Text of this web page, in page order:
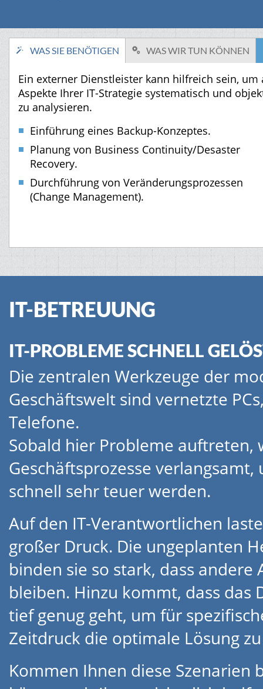
WAS SIE BENÖTIGEN WAS WIR TUN KÖNNEN
Ein externer Dienstleister kann hilfreich sein, um
Aspekte Ihrer IT-Strategie systematisch und
zu analysieren.
Einführung eines Backup-Konzeptes.
Planung von Business Continuity/Desaster
Recovery.
Durchführung von Veränderungsprozessen
(Change Management).
IT-BETREUUNG
IT-PROBLEME SCHNELL
Die zentralen Werkzeuge der
Geschäftswelt sind vernetzte
Telefone.
Sobald hier Probleme auftreten,
Geschäftsprozesse verlangsamt,
schnell sehr teuer werden.
Auf den IT-Verantwortlichen
großer Druck. Die ungeplanten
binden sie so stark, dass andere
bleiben. Hinzu kommt, dass das
tief genug geht, um für
Zeitdruck die optimale Lösung
Kommen Ihnen diese Szenarien